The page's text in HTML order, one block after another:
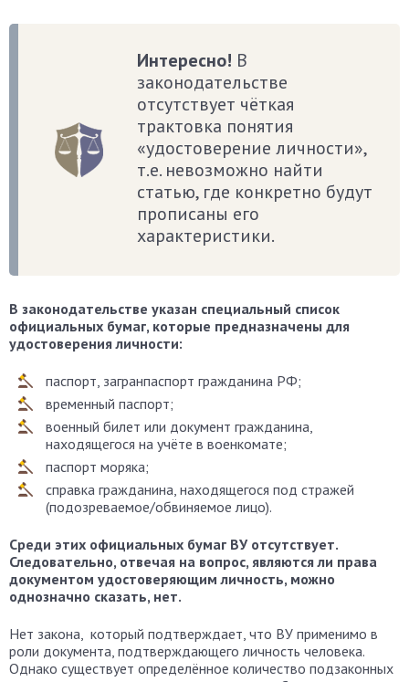
Интересно! В
законодательстве
отсутствует чёткая
трактовка понятия
«удостоверение личности»,
т.е. невозможно найти
статью, где конкретно будут
прописаны его
характеристики.
В законодательстве указан специальный список
официальных бумаг, которые предназначены для
удостоверения личности:
паспорт, загранпаспорт гражданина РФ;
временный паспорт;
военный билет или документ гражданина,
находящегося на учёте в военкомате;
паспорт моряка;
справка гражданина, находящегося под стражей
(подозреваемое/обвиняемое лицо).
Среди этих официальных бумаг ВУ отсутствует.
Следовательно, отвечая на вопрос, являются ли права
документом удостоверяющим личность, можно
однозначно сказать, нет.
Нет закона, который подтверждает, что ВУ применимо в
роли документа, подтверждающего личность человека.
Однако существует определённое количество подзаконных